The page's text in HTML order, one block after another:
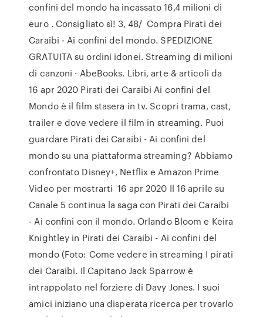
confini del mondo ha incassato 16,4 milioni di
euro . Consigliato sì! 3, 48/ Compra Pirati dei
Caraibi - Ai confini del mondo. SPEDIZIONE
GRATUITA su ordini idonei. Streaming di milioni
di canzoni · AbeBooks. Libri, arte & articoli da
16 apr 2020 Pirati dei Caraibi Ai confini del
Mondo è il film stasera in tv. Scopri trama, cast,
trailer e dove vedere il film in streaming. Puoi
guardare Pirati dei Caraibi - Ai confini del
mondo su una piattaforma streaming? Abbiamo
confrontato Disney+, Netflix e Amazon Prime
Video per mostrarti 16 apr 2020 Il 16 aprile su
Canale 5 continua la saga con Pirati dei Caraibi
- Ai confini con il mondo. Orlando Bloom e Keira
Knightley in Pirati dei Caraibi - Ai confini del
mondo (Foto: Come vedere in streaming I pirati
dei Caraibi. Il Capitano Jack Sparrow è
intrappolato nel forziere di Davy Jones. I suoi
amici iniziano una disperata ricerca per trovarlo